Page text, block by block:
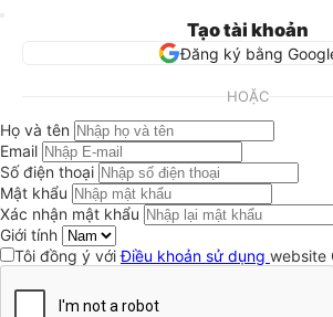
Tạo tài khoản
Đăng ký bằng
HOẶC
Họ và tên
Email
Số điện thoại
Mật khẩu
Xác nhận mật khẩu
Giới tính
Tôi đồng ý vớiĐiều khoản sử dụng website